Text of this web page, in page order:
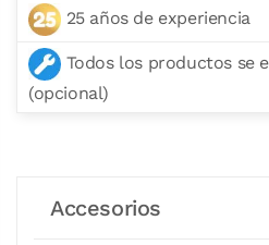
25 años de experiencia
Todos los productos se
(opcional)
Accesorios